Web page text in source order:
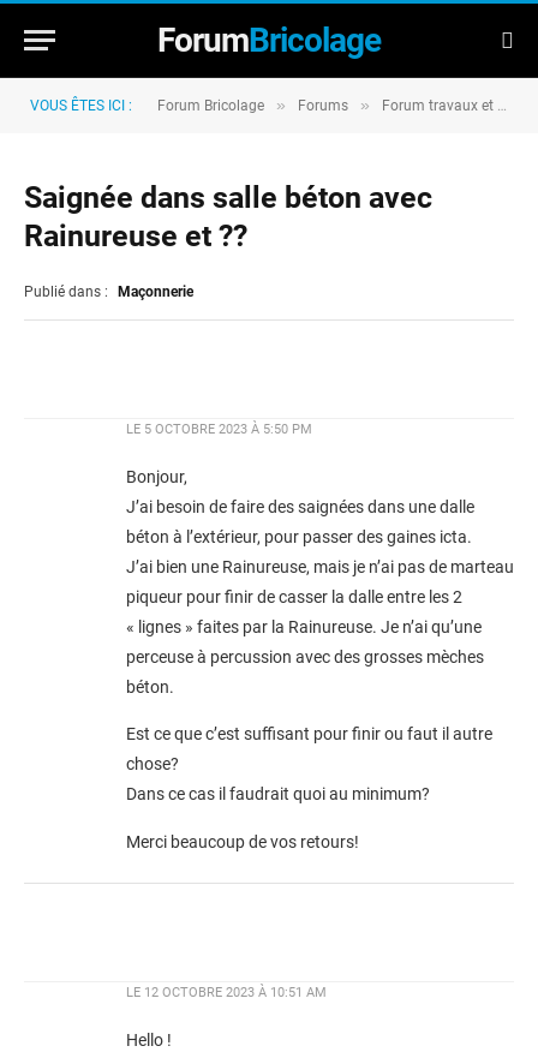
ForumBricolage
VOUS ÊTES ICI : Forum Bricolage » Forums » Forum travaux et rénovation
Saignée dans salle béton avec
Rainureuse et ??
Publié dans : Maçonnerie
LE 5 OCTOBRE 2023 À 5:50 PM
Bonjour,
J’ai besoin de faire des saignées dans une dalle
béton à l’extérieur, pour passer des gaines icta.
J’ai bien une Rainureuse, mais je n’ai pas de marteau
piqueur pour finir de casser la dalle entre les 2
« lignes » faites par la Rainureuse. Je n’ai qu’une
perceuse à percussion avec des grosses mèches
béton.
Est ce que c’est suffisant pour finir ou faut il autre
chose?
Dans ce cas il faudrait quoi au minimum?
Merci beaucoup de vos retours!
LE 12 OCTOBRE 2023 À 10:51 AM
Hello !